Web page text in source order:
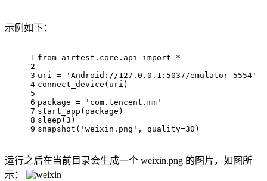
示例如下：
1
2
3
4
5
6
7
8
9
from airtest.core.api import *
uri =
'Android://127.0.0.1:5037/emulator-5554'
connect_device(uri)
package =
'com.tencent.mm'
start_app( package )
sleep( 3 )
snapshot( 'weixin.png' , quality=30 )
运行之后在当前目录会生成一个 weixin.png 的图片，如图所
示：